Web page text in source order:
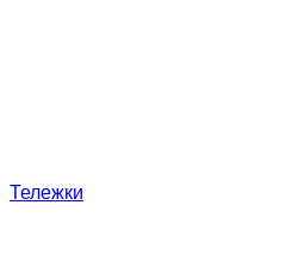
Тележки